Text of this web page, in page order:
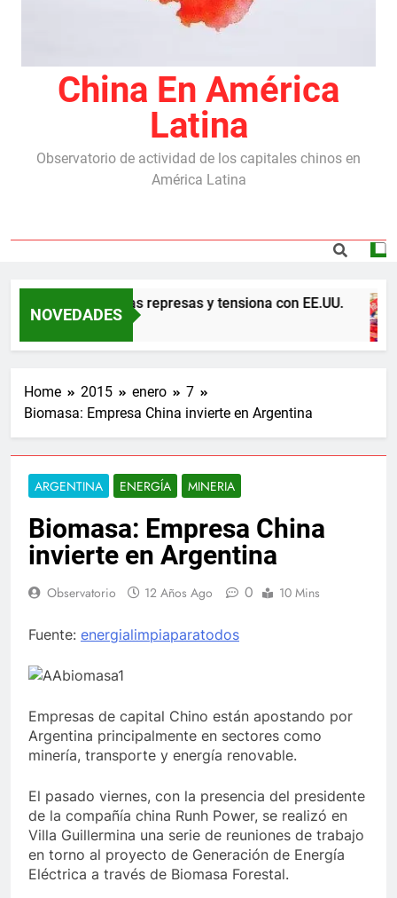
China En América
Latina
Observatorio de actividad de los capitales chinos en
América Latina
NOVEDADES
con China por las represas y tensiona con EE.UU.
Home 2015 enero
7
Biomasa: Empresa China invierte en Argentina
ARGENTINA ENERGÍA MINERIA
Biomasa: Empresa China
invierte en Argentina
Observatorio 12 Años Ago 0 10 Mins
Fuente: energialimpiaparatodos
Empresas de capital Chino están apostando por
Argentina principalmente en sectores como
minería, transporte y energía renovable.
El pasado viernes, con la presencia del presidente
de la compañía china Runh Power, se realizó en
Villa Guillermina una serie de reuniones de trabajo
en torno al proyecto de Generación de Energía
Eléctrica a través de Biomasa Forestal.